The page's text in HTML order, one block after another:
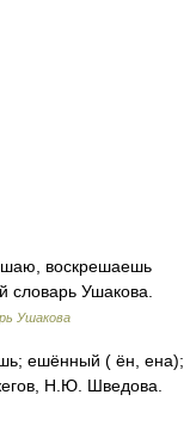
воскрешаешь
словарь Ушакова.
Ушакова
ешённый ( ён, ена);
Н.Ю. Шведова.